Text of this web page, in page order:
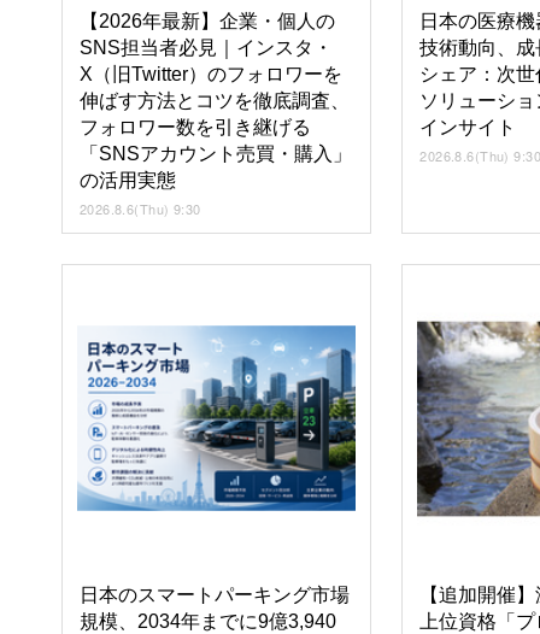
【2026年最新】企業・個人の
SNS担当者必見｜インスタ・
X（旧Twitter）のフォロワーを
伸ばす方法とコツを徹底調査、
フォロワー数を引き継げる
「SNSアカウント売買・購入」
の活用実態
2026.8.6(Thu) 9:30
日本の医療
技術動向、
シェア：次
ソリューシ
インサイト
2026.8.6(Thu)
日本のスマートパーキング市場
規模、2034年までに9億3,940
【追加開催
上位資格「